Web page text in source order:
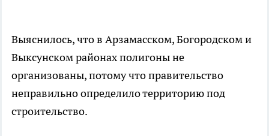
Выяснилось, что в Арзамасском, Богородском и
Выксунском районах полигоны не
организованы, потому что правительство
неправильно определило территорию под
строительство.